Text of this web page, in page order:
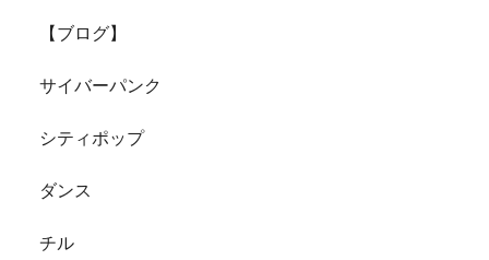
【ブログ】
サイバーパンク
シティポップ
ダンス
チル